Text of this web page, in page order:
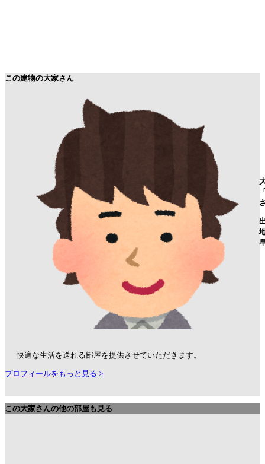
この建物の大家さん
快適な生活を送れる部屋を提供させていただきます。
プロフィールをもっと見る >
この大家さんの他の部屋も見る